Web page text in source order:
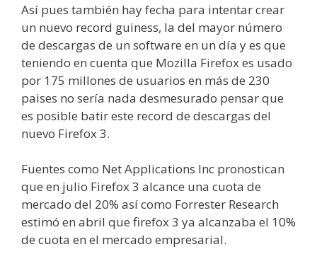
Así pues también hay fecha para intentar crear
un nuevo record guiness, la del mayor número
de descargas de un software en un día y es que
teniendo en cuenta que Mozilla Firefox es usado
por 175 millones de usuarios en más de 230
paises no sería nada desmesurado pensar que
es posible batir este record de descargas del
nuevo Firefox 3.
Fuentes como Net Applications Inc pronostican
que en julio Firefox 3 alcance una cuota de
mercado del 20% así como Forrester Research
estimó en abril que firefox 3 ya alcanzaba el 10%
de cuota en el mercado empresarial.